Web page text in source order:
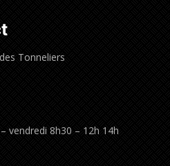
Tonneliers
vendredi 8h30 – 12h 14h